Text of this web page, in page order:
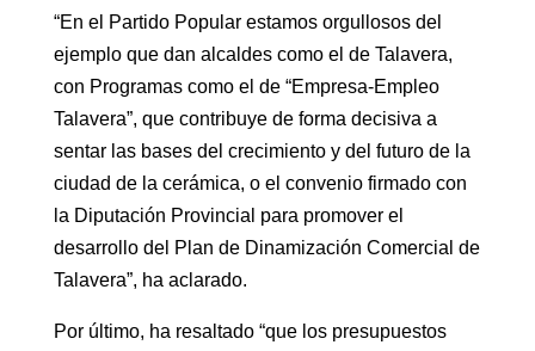
“En el Partido Popular estamos orgullosos del
ejemplo que dan alcaldes como el de Talavera,
con Programas como el de “Empresa-Empleo
Talavera”, que contribuye de forma decisiva a
sentar las bases del crecimiento y del futuro de la
ciudad de la cerámica, o el convenio firmado con
la Diputación Provincial para promover el
desarrollo del Plan de Dinamización Comercial de
Talavera”, ha aclarado.
Por último, ha resaltado “que los presupuestos